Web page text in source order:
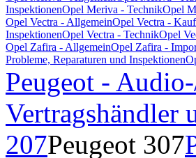
InspektionenOpel Meriva - TechnikOpel
Opel Vectra - AllgemeinOpel Vectra -
InspektionenOpel Vectra - TechnikOpel
Opel Zafira - AllgemeinOpel Zafira -
Probleme, Reparaturen und Inspektionen
Peugeot -
Vertragshändler
207Peugeot 307